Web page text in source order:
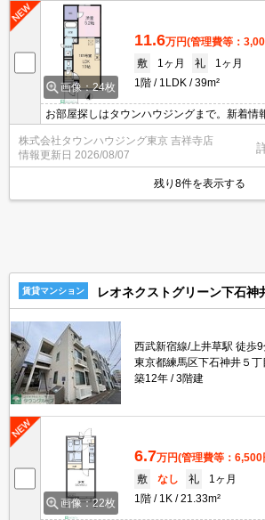
画像：24枚
11.6万円(管理費等：
敷
1ヶ月 礼
1ヶ月
1階
1LDK 39m²
お部屋探しはタウンハウジングまで。新着情
気なスタッフがお待ちしております。
株式会社タウンハウジング東京 吉祥寺店
情報更新日 2026/08/07
残り8件を表示する
賃貸マンション レオネクストグリーン下石神
西武新宿線/上井草駅 徒歩
東京都練馬区下石神井５丁
築12年
3階建
画像：22枚
6.7万円(管理費等：6,500
敷
なし 礼
1ヶ月
1階
1K 21.33m²